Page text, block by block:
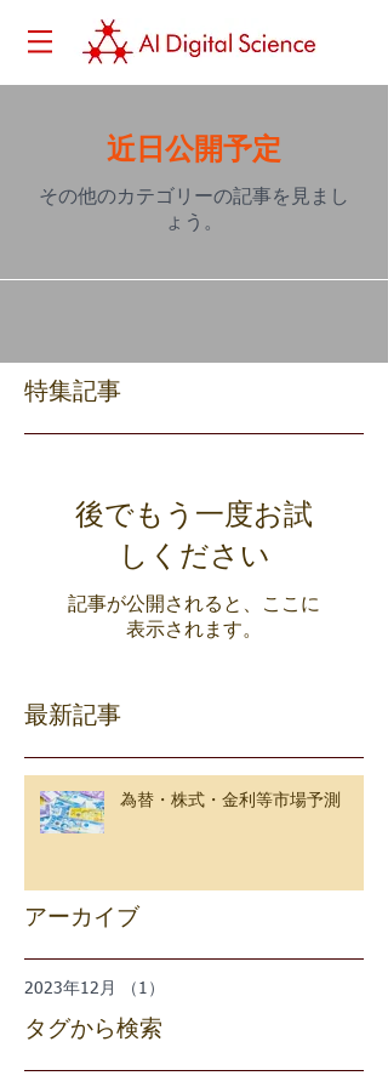
近日公開予定
その他のカテゴリーの記事を見まし
ょう。
特集記事
後でもう一度お試
しください
記事が公開されると、ここに
表示されます。
最新記事
為替・株式・金利等市場予測
アーカイブ
2023年12月 （1）
タグから検索